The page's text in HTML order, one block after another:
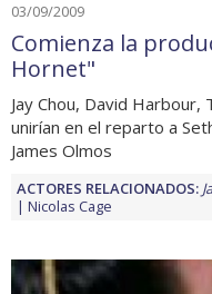
03/09/2009
Comienza la
Hornet"
Jay Chou, David Harbour,
unirían en el reparto a
James Olmos
ACTORES RELACIONADOS:
Nicolas Cage